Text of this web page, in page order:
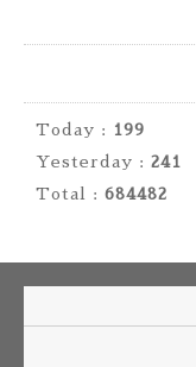
Today :
199
Yesterday : 241
Total : 684482